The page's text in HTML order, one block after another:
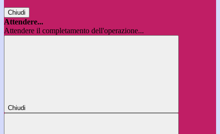
Chiudi
Attendere...
Attendere il completamento dell'operazione...
Chiudi